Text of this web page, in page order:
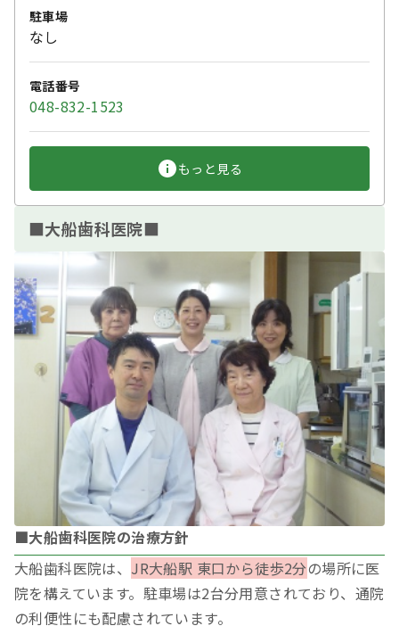
駐車場
なし
電話番号
048-832-1523
もっと見る
■大船歯科医院■
■大船歯科医院の治療方針
大船歯科医院は、 JR大船駅 東口から徒歩2分の場所に医
院を構えています。駐車場は2台分用意されており、通院
の利便性にも配慮されています。